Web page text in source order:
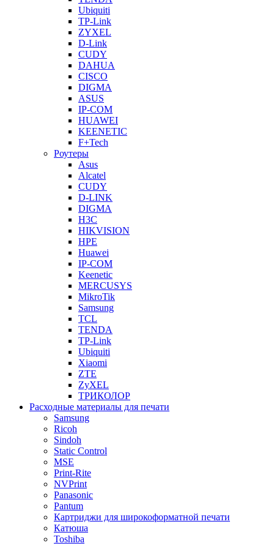
Ubiquiti
TP-Link
ZYXEL
D-Link
CUDY
DAHUA
CISCO
DIGMA
ASUS
IP-COM
HUAWEI
KEENETIC
F+Tech
Роутеры
Asus
Alcatel
CUDY
D-LINK
DIGMA
H3C
HIKVISION
HPE
Huawei
IP-COM
Keenetic
MERCUSYS
MikroTik
Samsung
TCL
TENDA
TP-Link
Ubiquiti
Xiaomi
ZTE
ZyXEL
ТРИКОЛОР
Расходные материалы для печати
Samsung
Ricoh
Sindoh
Static Control
MSE
Print-Rite
NVPrint
Panasonic
Pantum
Картриджи для широкоформатной печати
Катюша
Toshiba